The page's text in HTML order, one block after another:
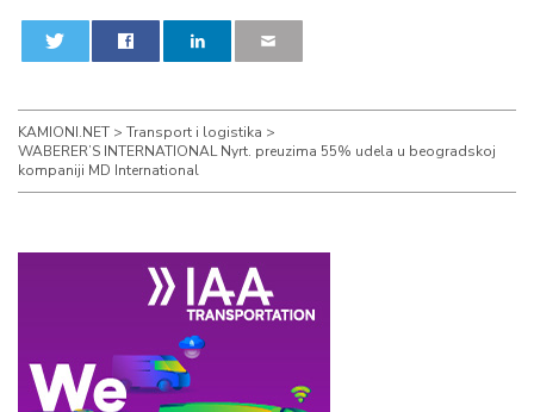
KAMIONI.NET > Transport i logistika >
WABERER’S INTERNATIONAL Nyrt. preuzima 55% udela u beogradskoj
kompaniji MD International